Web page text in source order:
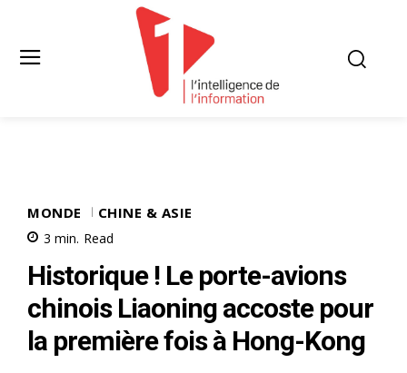
MONDE CHINE & ASIE
3 min. Read
Historique ! Le porte-avions
chinois Liaoning accoste pour
la première fois à Hong-Kong